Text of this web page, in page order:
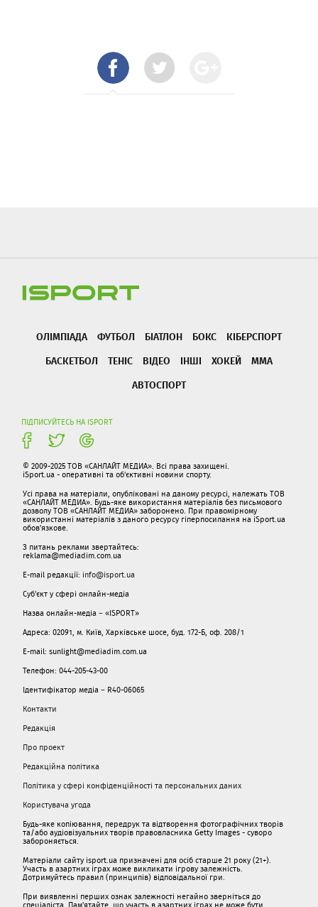
ОЛІМПІАДА ФУТБОЛ БІАТЛОН БОКС
КІБЕРСПОРТ
БАСКЕТБОЛ
ТЕНІС ВІДЕО ІНШІ ХОКЕЙ
ММА
АВТОСПОРТ
ПІДПИСУЙТЕСЬ НА ISPORT
© 2009-2025 ТОВ «САНЛАЙТ МЕДИА». Всі права захищені.
iSport.ua - оперативні та об'єктивні новини спорту.
Усі права на матеріали, опубліковані на даному ресурсі, належать ТОВ
«САНЛАЙТ МЕДИА». Будь-яке використання матеріалів без письмового
дозволу ТОВ «САНЛАЙТ МЕДИА» заборонено. При правомірному
використанні матеріалів з даного ресурсу гіперпосилання на iSport.ua
обов'язкове.
З питань реклами звертайтесь:
reklama@mediadim.com.ua
E-mail редакції: info@isport.ua
Суб'єкт у сфері онлайн-медіа
Назва онлайн-медіа – «ISPORT»
Адреса: 02091, м. Київ, Харківське шосе, буд. 172-Б, оф. 208/1
E-mail: sunlight@mediadim.com.ua
Телефон: 044-205-43-00
Ідентифікатор медіа – R40-06065
Контакти
Редакція
Про проект
Редакційна політика
Політика у сфері конфіденційності та персональних даних
Користувача угода
Будь-яке копіювання, передрук та відтворення фотографічних творів
та/або аудіовізуальних творів правовласника Getty Images - суворо
забороняється.
Матеріали сайту isport.ua призначені для осіб старше 21 року (21+).
Участь в азартних іграх може викликати ігрову залежність.
Дотримуйтесь правил (принципів) відповідальної гри.
При виявленні перших ознак залежності негайно зверніться до